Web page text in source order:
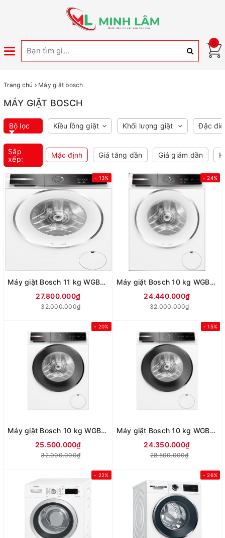
Toggle
0
Trang chủ Máy giặt bosch
MÁY GIẶT BOSCH
Bộ lọc Kiều lồng giặt Khối lượng giặt Đặc
Sắp
xếp:
Mặc định Giá tăng dần Giá giảm dần
- 13%
Máy giặt Bosch 11 kg WGB266A90
27.800.000₫
32.000.000₫
- 24%
Máy giặt Bosch 10 kg WGB256A90
24.440.000₫
32.000.000₫
- 20%
Máy giặt Bosch 10 kg WGB254A0SG
25.500.000₫
32.000.000₫
- 15%
Máy giặt Bosch 10 kg WGB256A40
24.350.000₫
28.500.000₫
- 22% - 26%